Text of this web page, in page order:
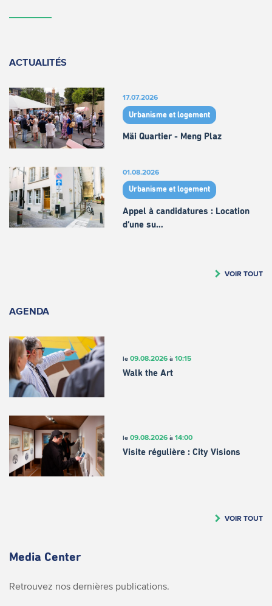
ACTUALITÉS
17.07.2026
Urbanisme et logement
Mäi Quartier - Meng Plaz
01.08.2026
Urbanisme et logement
Appel à candidatures : Location
d’une su…
VOIR TOUT
AGENDA
le 09.08.2026à 10:15
Walk the Art
le 09.08.2026à 14:00
Visite régulière : City Visions
VOIR TOUT
Media Center
Retrouvez nos dernières publications.